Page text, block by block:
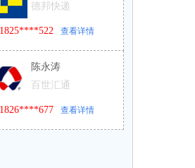
德邦快递
1825****522 查看详情
陈永涛
百世汇通
1826****677 查看详情